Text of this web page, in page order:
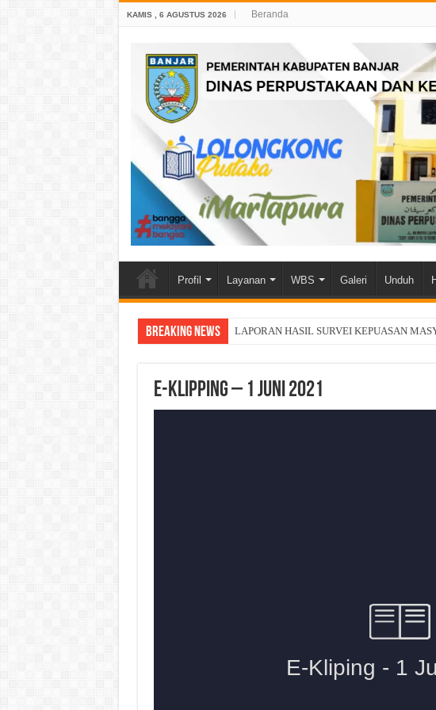
KAMIS , 6 AGUSTUS 2026 Beranda
Profil Layanan WBS Galeri Unduh
Breaking News LAPORAN HASIL SURVEI KEPUASAN
E-Klipping – 1 Juni 2021